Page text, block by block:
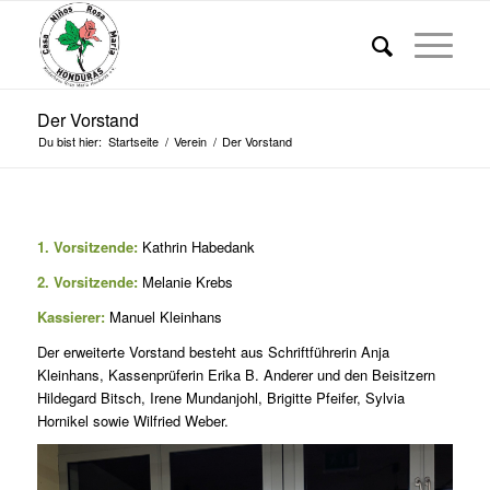
Der Vorstand
Du bist hier: Startseite / Verein / Der Vorstand
1. Vorsitzende: Kathrin Habedank
2. Vorsitzende: Melanie Krebs
Kassierer: Manuel Kleinhans
Der erweiterte Vorstand besteht aus Schriftführerin Anja
Kleinhans, Kassenprüferin Erika B. Anderer und den Beisitzern
Hildegard Bitsch, Irene Mundanjohl, Brigitte Pfeifer, Sylvia
Hornikel sowie Wilfried Weber.